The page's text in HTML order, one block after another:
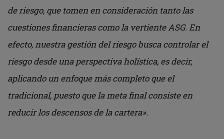
de riesgo, que tomen en consideración tanto las
cuestiones financieras como la vertiente ASG. En
efecto, nuestra gestión del riesgo busca controlar el
riesgo desde una perspectiva holística, es decir,
aplicando un enfoque más completo que el
tradicional, puesto que la meta final consiste en
reducir los descensos de la cartera».